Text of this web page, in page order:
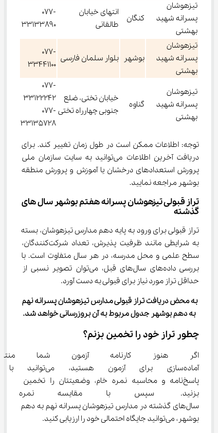
تیزهوشان
پسرانه شهید
بهشتی
کنگان
انتهای خیابان
طالقانی
077-
33133890
تیزهوشان
پسرانه شهید
بهشتی
بوشهر بلوار سلمان فارسی
077-
33441100
تیزهوشان
پسرانه شهید
بهشتی
گناوه
خیابان تختی، ضلع
جنوبی چهارراه تختی
077-
33122242
077-
33135728
توجه: اطلاعات ممکن است در طول زمان تغییر کند. برای
دریافت آخرین اطلاعات می‌توانید به سایت سازمان ملی
پرورش استعدادهای درخشان یا آموزش و پرورش منطقه
بوشهر مراجعه نمایید.
تراز قبولی تیزهوشان پسرانه هفتم بوشهر سال های
گذشته
تراز قبولی برای ورود به پایه دهم مدارس تیزهوشان، بسته
به شرایطی مانند ظرفیت پذیرش، تعداد شرکت‌کنندگان،
سطح علمی و محل مدرسه، در هر سال متفاوت است. با
بررسی داده‌های سال‌های قبل، می‌توان تصویر نسبی از
حداقل تراز مورد نیاز برای قبولی به دست آورد.
به محض دریافت تراز قبولی مدارس تیزهوشان پسرانه نهم
به دهم بوشهر جدول مربوط به آن بروزرسانی خواهد شد.
چطور تراز خود را تخمین بزنم؟
اگر هنوز کارنامه آزمون شما
آماده‌سازی برای آزمون
پاسخ‌نامه و محاسبه نمره خام، وضعیتتان را تخمین
بزنید. سپس با مقایسه نمره
سال‌های گذشته در مدارس تیزهوشان پسرانه نهم به دهم
بوشهر، می‌توانید جایگاه احتمالی خود را ارزیابی کنید.